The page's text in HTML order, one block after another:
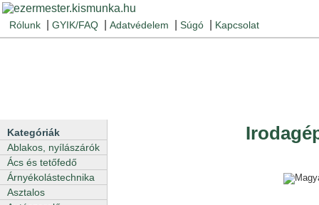
Rólunk GYIK/FAQ Adatvédelem Súgó Kapcsolat
Kategóriák
Ablakos, nyílászárók
Ács és tetőfedő
Árnyékolástechnika
Asztalos